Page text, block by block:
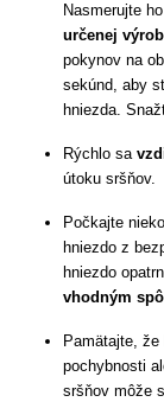
Nasmerujte
určenej
pokynov na
sekúnd, aby
hniezda.
Rýchlo sa
útoku sršňov.
Počkajte
hniezdo z
hniezdo
vhodným
Pamätajte, že
pochybnosti
sršňov môže